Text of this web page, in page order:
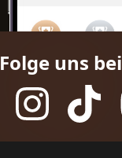
Folge uns bei